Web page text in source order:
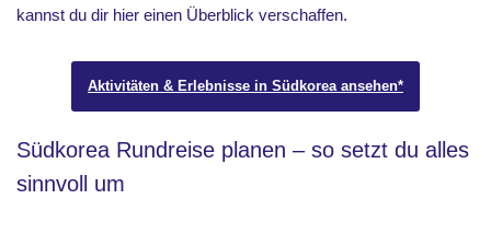
kannst du dir hier einen Überblick verschaffen.
Aktivitäten & Erlebnisse in Südkorea ansehen*
Südkorea Rundreise planen – so setzt du alles
sinnvoll um